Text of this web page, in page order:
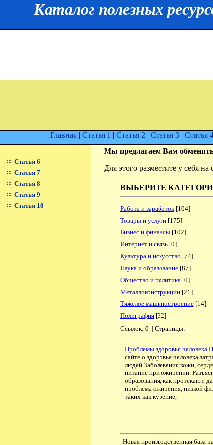
Каталог полезных
Главная | Статья 1 | Статья 2 | Статья 3 | Статья 4
Статья 6
Статья 7
Статья 8
Статья 9
Статья 10
Мы предлагаем Вам
Для этого разместите у себя
ВЫБЕРИТЕ
Работа и заработок[104]
Товары и услуги[175]
Бизнес и финансы[102]
Интернет и связь [0]
Культура и искусство [74]
Наука и образование[87]
Общество и политика [0]
Металлоконструкции[21]
Тяжелое машиностроение[14]
Полиграфия[32]
Ссылок: 0 || Страницы:
Проблемы здоровья
сайте о здоровье человека
людей.Заболевания кожи,
питание при ожирении.
образования, как протекают,
проблема ожирения, низкой
таких как курение,
Новая производственная база